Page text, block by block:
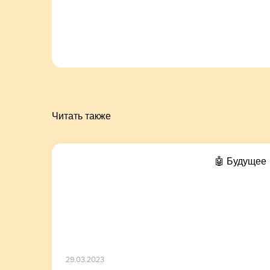
Читать также
🤖 Будущее
29.03.2023